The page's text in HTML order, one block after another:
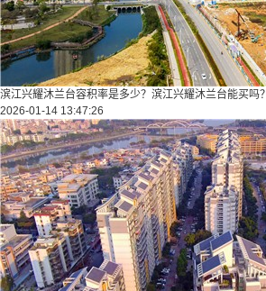
滨江兴耀沐兰台容积率是多少？滨江兴耀沐兰台能买吗？
2026-01-14 13:47:26